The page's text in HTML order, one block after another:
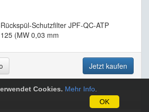
Cookies. Mehr Info
OK
Schutzfilter JPF-QC-ATP
(MW 0,03 mm
Jetzt kaufen